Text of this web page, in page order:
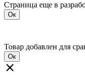
Страница еще в
Ок
Товар добавлен для
Ок